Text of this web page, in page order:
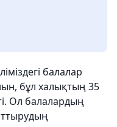
балалар
бұл халықтың 35
Ол балалардың